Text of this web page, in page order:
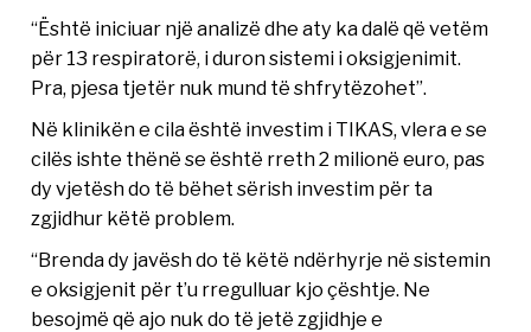
“Është iniciuar një analizë dhe aty ka dalë që vetëm
për 13 respiratorë, i duron sistemi i oksigjenimit.
Pra, pjesa tjetër nuk mund të shfrytëzohet”.
Në klinikën e cila është investim i TIKAS, vlera e se
cilës ishte thënë se është rreth 2 milionë euro, pas
dy vjetësh do të bëhet sërish investim për ta
zgjidhur këtë problem.
“Brenda dy javësh do të këtë ndërhyrje në sistemin
e oksigjenit për t’u rregulluar kjo çështje. Ne
besojmë që ajo nuk do të jetë zgjidhje e